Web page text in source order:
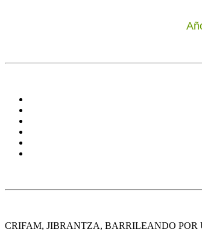
CRIFAM, JIBRANTZA, BARRILEANDO